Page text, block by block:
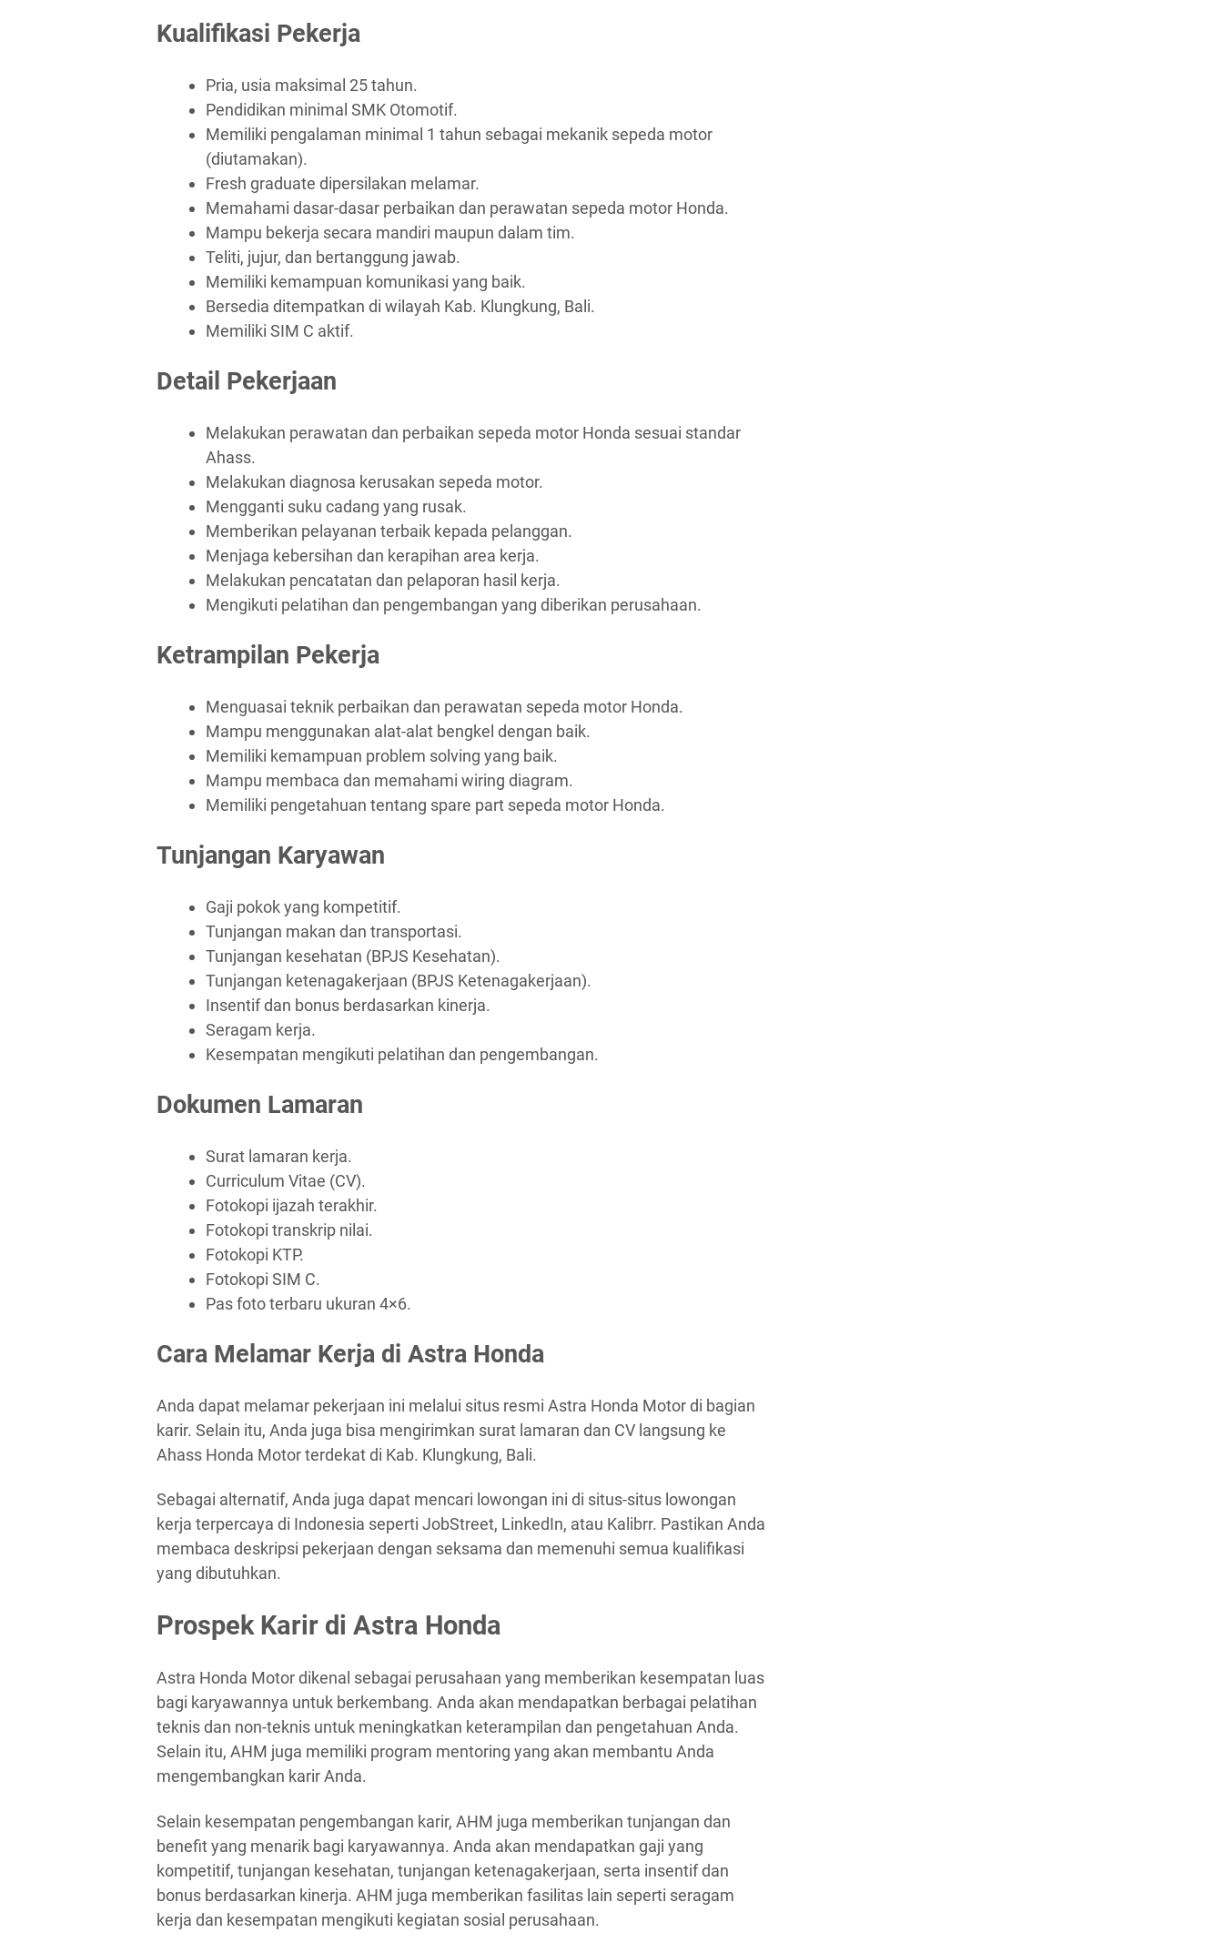
Kualifikasi Pekerja
Pria, usia maksimal 25 tahun.
Pendidikan minimal SMK Otomotif.
Memiliki pengalaman minimal 1 tahun sebagai mekanik sepeda motor
(diutamakan).
Fresh graduate dipersilakan melamar.
Memahami dasar-dasar perbaikan dan perawatan sepeda motor Honda.
Mampu bekerja secara mandiri maupun dalam tim.
Teliti, jujur, dan bertanggung jawab.
Memiliki kemampuan komunikasi yang baik.
Bersedia ditempatkan di wilayah Kab. Klungkung, Bali.
Memiliki SIM C aktif.
Detail Pekerjaan
Melakukan perawatan dan perbaikan sepeda motor Honda sesuai standar
Ahass.
Melakukan diagnosa kerusakan sepeda motor.
Mengganti suku cadang yang rusak.
Memberikan pelayanan terbaik kepada pelanggan.
Menjaga kebersihan dan kerapihan area kerja.
Melakukan pencatatan dan pelaporan hasil kerja.
Mengikuti pelatihan dan pengembangan yang diberikan perusahaan.
Ketrampilan Pekerja
Menguasai teknik perbaikan dan perawatan sepeda motor Honda.
Mampu menggunakan alat-alat bengkel dengan baik.
Memiliki kemampuan problem solving yang baik.
Mampu membaca dan memahami wiring diagram.
Memiliki pengetahuan tentang spare part sepeda motor Honda.
Tunjangan Karyawan
Gaji pokok yang kompetitif.
Tunjangan makan dan transportasi.
Tunjangan kesehatan (BPJS Kesehatan).
Tunjangan ketenagakerjaan (BPJS Ketenagakerjaan).
Insentif dan bonus berdasarkan kinerja.
Seragam kerja.
Kesempatan mengikuti pelatihan dan pengembangan.
Dokumen Lamaran
Surat lamaran kerja.
Curriculum Vitae (CV).
Fotokopi ijazah terakhir.
Fotokopi transkrip nilai.
Fotokopi KTP.
Fotokopi SIM C.
Pas foto terbaru ukuran 4×6.
Cara Melamar Kerja di Astra Honda
Anda dapat melamar pekerjaan ini melalui situs resmi Astra Honda Motor di bagian
karir. Selain itu, Anda juga bisa mengirimkan surat lamaran dan CV langsung ke
Ahass Honda Motor terdekat di Kab. Klungkung, Bali.
Sebagai alternatif, Anda juga dapat mencari lowongan ini di situs-situs lowongan
kerja terpercaya di Indonesia seperti JobStreet, LinkedIn, atau Kalibrr. Pastikan Anda
membaca deskripsi pekerjaan dengan seksama dan memenuhi semua kualifikasi
yang dibutuhkan.
Prospek Karir di Astra Honda
Astra Honda Motor dikenal sebagai perusahaan yang memberikan kesempatan luas
bagi karyawannya untuk berkembang. Anda akan mendapatkan berbagai pelatihan
teknis dan non-teknis untuk meningkatkan keterampilan dan pengetahuan Anda.
Selain itu, AHM juga memiliki program mentoring yang akan membantu Anda
mengembangkan karir Anda.
Selain kesempatan pengembangan karir, AHM juga memberikan tunjangan dan
benefit yang menarik bagi karyawannya. Anda akan mendapatkan gaji yang
kompetitif, tunjangan kesehatan, tunjangan ketenagakerjaan, serta insentif dan
bonus berdasarkan kinerja. AHM juga memberikan fasilitas lain seperti seragam
kerja dan kesempatan mengikuti kegiatan sosial perusahaan.